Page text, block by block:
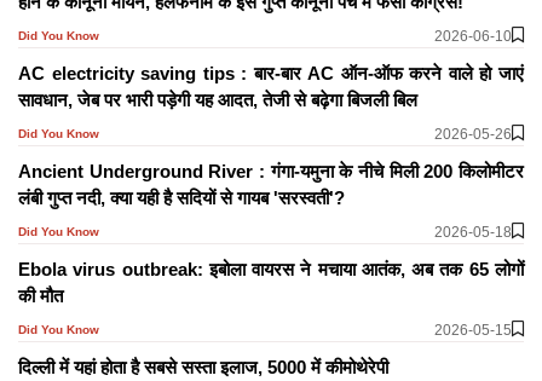
Did You Know 2026-06-10
AC electricity saving tips : बार-बार AC ऑन-ऑफ करने वाले हो जाएं
सावधान, जेब पर भारी पड़ेगी यह आदत, तेजी से बढ़ेगा बिजली बिल
Did You Know 2026-05-26
Ancient Underground River : गंगा-यमुना के नीचे मिली 200 किलोमीटर
लंबी गुप्त नदी, क्या यही है सदियों से गायब 'सरस्वती'?
Did You Know 2026-05-18
Ebola virus outbreak: इबोला वायरस ने मचाया आतंक, अब तक 65 लोगों
की मौत
Did You Know 2026-05-15
दिल्ली में यहां होता है सबसे सस्ता इलाज, 5000 में कीमोथेरेपी